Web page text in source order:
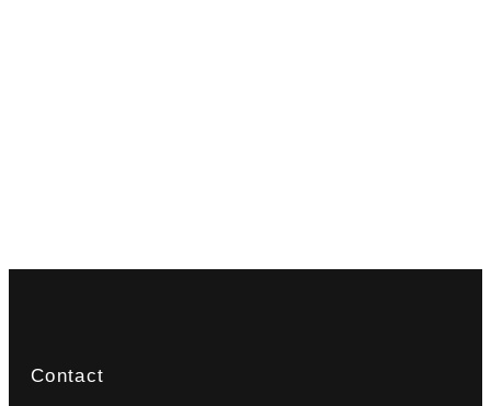
Contact